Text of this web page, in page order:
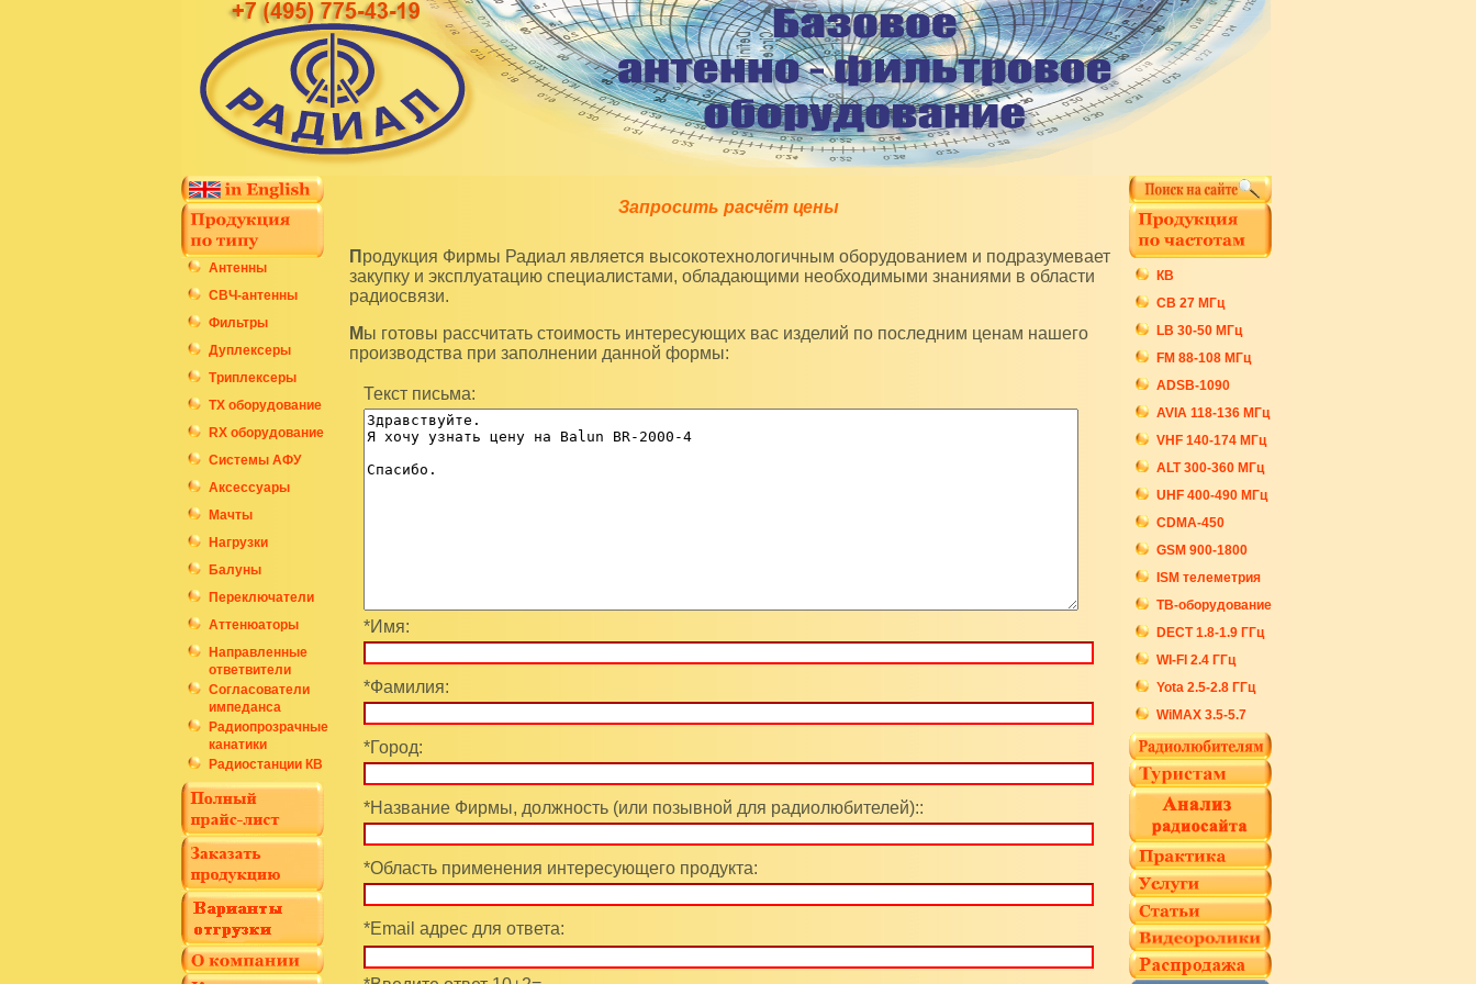
Антенны
СВЧ-антенны
Фильтры
Дуплексеры
Триплексеры
ТХ оборудование
RX оборудование
Системы АФУ
Аксессуары
Мачты
Нагрузки
Балуны
Переключатели
Аттенюаторы
Направленные
ответвители
Согласователи
импеданса
Радиопрозрачные
канатики
Радиостанции КВ
Запросить расчёт цены
Продукция Фирмы Радиал является высокотехнологичным оборудованием и подразумевает
закупку и эксплуатацию специалистами, обладающими необходимыми знаниями в области
радиосвязи.
Мы готовы рассчитать стоимость интересующих вас изделий по последним ценам нашего
производства при заполнении данной формы:
Текст письма:
*Имя:
*Фамилия:
*Город:
*Название Фирмы, должность (или позывной для радиолюбителей)::
*Область применения интересующего продукта:
*Email адрес для ответа:
КВ
СB 27 МГц
LB 30-50 МГц
FM 88-108 МГц
ADSB-1090
AVIA 118-136 МГц
VHF 140-174 МГц
ALT 300-360 МГц
UHF 400-490 МГц
CDMA-450
GSM 900-1800
ISM телеметрия
ТВ-оборудование
DECT 1.8-1.9 ГГц
WI-FI 2.4 ГГц
Yota 2.5-2.8 ГГц
WiMAX 3.5-5.7